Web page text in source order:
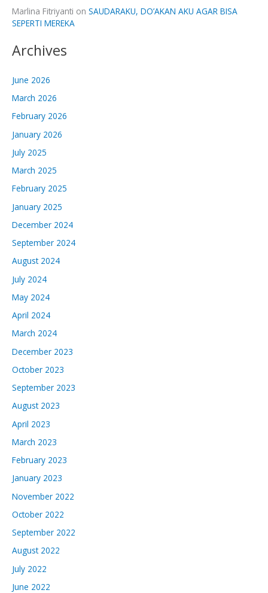
Marlina Fitriyanti on SAUDARAKU, DO’AKAN AKU AGAR BISA
SEPERTI MEREKA
Archives
June 2026
March 2026
February 2026
January 2026
July 2025
March 2025
February 2025
January 2025
December 2024
September 2024
August 2024
July 2024
May 2024
April 2024
March 2024
December 2023
October 2023
September 2023
August 2023
April 2023
March 2023
February 2023
January 2023
November 2022
October 2022
September 2022
August 2022
July 2022
June 2022